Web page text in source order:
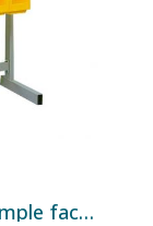
Rack de rangement simple face Série European avec bacs à bec – Plusieurs configurations